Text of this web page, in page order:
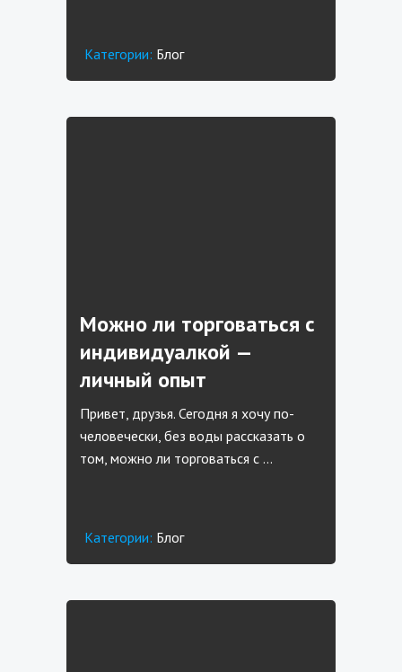
Категории: Блог
Можно ли торговаться с
индивидуалкой —
личный опыт
Привет, друзья. Сегодня я хочу по-
человечески, без воды рассказать о
том, можно ли торговаться с …
Категории: Блог